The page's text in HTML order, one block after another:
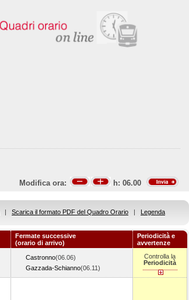
Modifica ora: h: 06.00
| Scarica il formato PDF del Quadro Orario | Legenda
Fermate successive
(orario di arrivo)
Periodicità e
avvertenze
Castronno(06.06)
Gazzada-Schianno(06.11)
Controlla la
Periodicità